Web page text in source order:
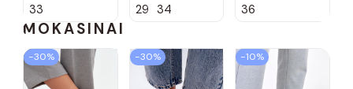
33 29 34 36
MOKASINAI
−30% −30% −10%